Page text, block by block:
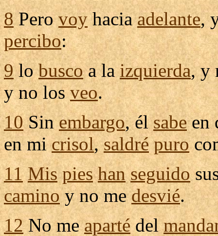
8Perovoyhaciaadelante,
percibo:
9lobuscoa laizquierda, y
y no losveo.
10Sinembargo, élsabeen
en micrisol,saldré puro
11 Mis pies han seguido
caminoy no medesvié.
12No meapartédel